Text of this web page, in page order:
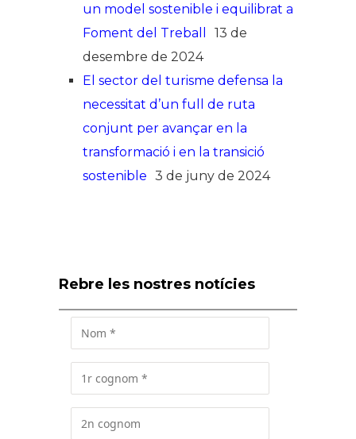
un model sostenible i equilibrat a
Foment del Treball
13 de
desembre de 2024
El sector del turisme defensa la
necessitat d’un full de ruta
conjunt per avançar en la
transformació i en la transició
sostenible 3 de juny de 2024
Rebre les nostres notícies